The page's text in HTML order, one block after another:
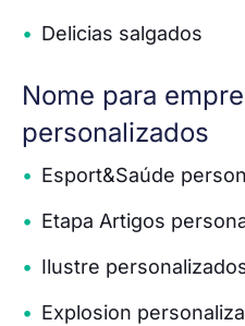
Delicias salgados
Nome para
personalizados
Esport&Saúde
Etapa Artigos
Ilustre
Explosion